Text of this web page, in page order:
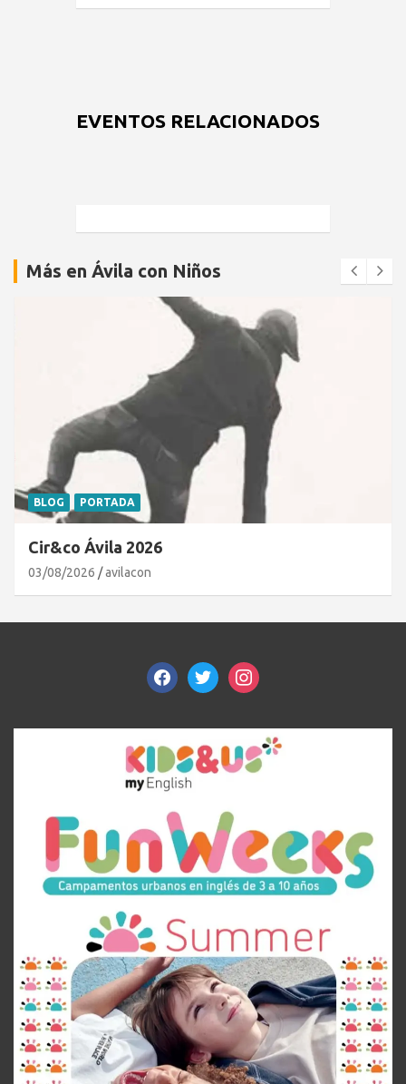
EVENTOS RELACIONADOS
Más en Ávila con Niños
BLOG PORTADA
Cir&co Ávila 2026
03/08/2026 avilacon
facebooktwitterinstagram